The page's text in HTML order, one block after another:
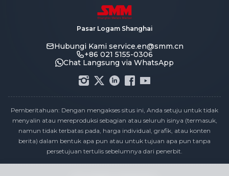
Pasar Logam Shanghai
Hubungi Kami service.en@smm.cn
+86 021 5155-0306
Chat Langsung via WhatsApp
Pemberitahuan: Dengan mengakses situs ini, Anda setuju untuk tidak
menyalin atau mereproduksi sebagian atau seluruh isinya (termasuk,
namun tidak terbatas pada, harga individual, grafik, atau konten
berita) dalam bentuk apa pun atau untuk tujuan apa pun tanpa
persetujuan tertulis sebelumnya dari penerbit.